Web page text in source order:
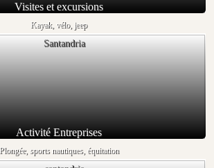
Visites et excursions
Kayak, vélo, jeep
Activité Entreprises
Plongée, sports nautiques, équitation